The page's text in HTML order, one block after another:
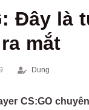
Đây là
mắt
Dung
CS:GO